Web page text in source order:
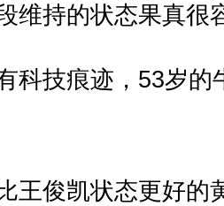
维持的状态果真很
科技痕迹，53岁的
王俊凯状态更好的